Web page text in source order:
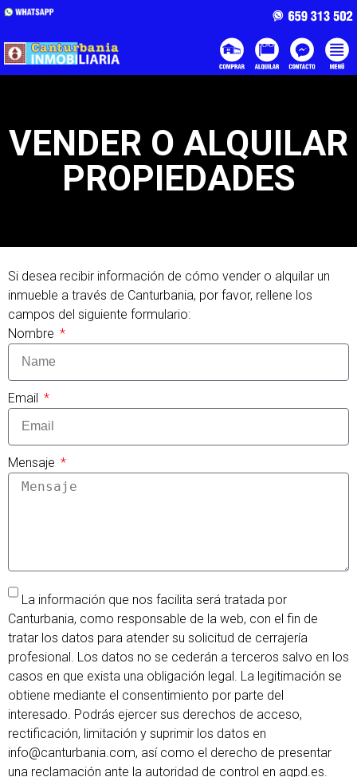
VENDER O ALQUILAR
PROPIEDADES
Si desea recibir información de cómo vender o alquilar un
inmueble a través de Canturbania, por favor, rellene los
campos del siguiente formulario:
Nombre
Email
Mensaje
La información que nos facilita será tratada por
Canturbania, como responsable de la web, con el fin de
tratar los datos para atender su solicitud de cerrajería
profesional. Los datos no se cederán a terceros salvo en los
casos en que exista una obligación legal. La legitimación se
obtiene mediante el consentimiento por parte del
interesado. Podrás ejercer sus derechos de acceso,
rectificación, limitación y suprimir los datos en
info@canturbania.com, así como el derecho de presentar
una reclamación ante la autoridad de control en agpd.es.